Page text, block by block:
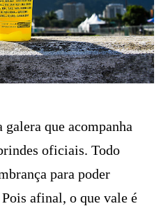
galera que acompanha
oficiais. Todo
para poder
Pois afinal, o que vale é